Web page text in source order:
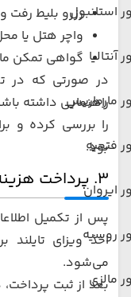
استانبول
آنتالیا
مارماریس
فتحیه
ایروان
روسیه
مالزی
رزرو بلیط رفت
واچر هتل یا
گواهی تمکن
در صورتی که در
راهنمایی داشته
را بررسی کرده و
بود.
۳. پرداخت هزینه ویزای تایلند
پس از تکمیل
اخذ ویزای
می‌شود.
بعد از ثبت